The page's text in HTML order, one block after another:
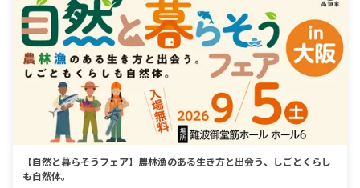
【自然と暮らそうフェア】農林漁のある生き方と出会う、しごとくらし
も自然体。